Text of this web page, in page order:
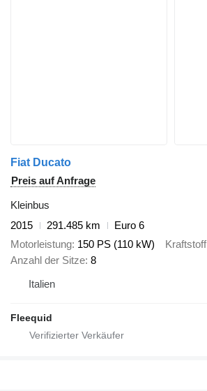
Fiat Ducato
Preis auf Anfrage
Kleinbus
2015
291.485 km
Euro 6
Motorleistung 150 PS (110 kW) Kraftstoff
Anzahl der Sitze 8
Italien
Fleequid